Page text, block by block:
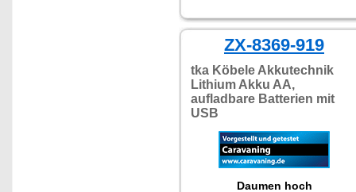
ZX-8369-919
tka Köbele Akkutechnik
Lithium Akku AA,
aufladbare Batterien mit
USB
Daumen hoch